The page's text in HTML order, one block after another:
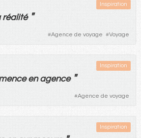
Inspiration
réalité "
#Agence de voyage #Voyage
Inspiration
en agence "
#Agence de voyage
Inspiration